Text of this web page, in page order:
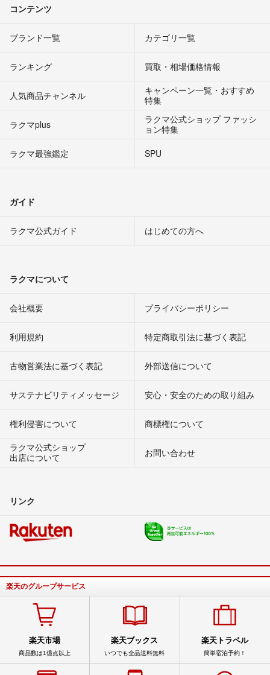
コンテンツ
ブランド一覧 カテゴリ一覧
ランキング 買取・相場価格情報
人気商品チャンネル
キャンペーン一覧・おすすめ
特集
ラクマplus
ラクマ公式ショップ ファッシ
ョン特集
ラクマ最強鑑定
SPU
ガイド
ラクマ公式ガイド はじめての方へ
ラクマについて
会社概要 プライバシーポリシー
利用規約 特定商取引法に基づく表記
古物営業法に基づく表記 外部送信について
サステナビリティメッセージ 安心・安全のための取り組み
権利侵害について
商標権について
ラクマ公式ショップ
出店について
お問い合わせ
リンク
楽天のグループサービス
楽天市場
商品数は1億点以上
楽天ブックス
いつでも全品送料無料
楽天トラベル
簡単宿泊予約！